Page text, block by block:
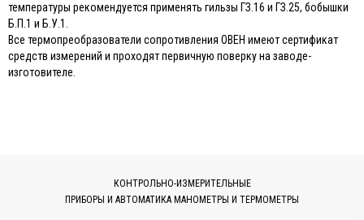
температуры рекомендуется применять гильзы ГЗ.16 и ГЗ.25, бобышки
Б.П.1 и Б.У.1.
Все термопреобразователи сопротивления ОВЕН имеют сертификат
средств измерений и проходят первичную поверку на заводе-
изготовителе.
КОНТРОЛЬНО-ИЗМЕРИТЕЛЬНЫЕ
ПРИБОРЫ И АВТОМАТИКА МАНОМЕТРЫ И ТЕРМОМЕТРЫ